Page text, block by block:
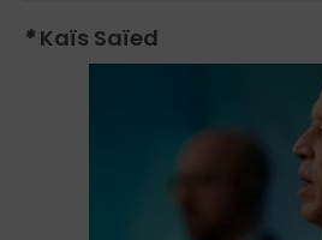
* Kaïs Saïed